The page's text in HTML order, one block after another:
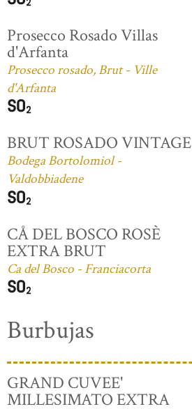
Prosecco Rosado Villas
d'Arfanta
Prosecco rosado, Brut - Ville
d'Arfanta
BRUT ROSADO VINTAGE
Bodega Bortolomiol -
Valdobbiadene
CÅ DEL BOSCO ROSÈ
EXTRA BRUT
Ca del Bosco - Franciacorta
Burbujas
GRAND CUVEE'
MILLESIMATO EXTRA